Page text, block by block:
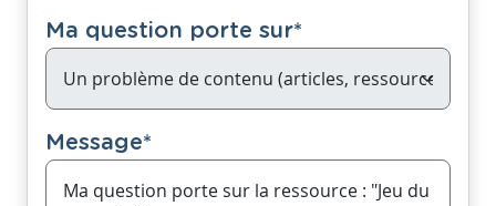
Ma question porte sur*
Message*